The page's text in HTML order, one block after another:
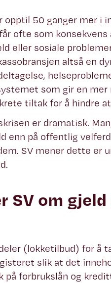
opptil 50 ganger mer i
ofte som
eller sosiale
altså en
som gir en
tiltak for å hindre
er dramatisk.
enn på offentlig
SV mener dette
SV om
(lokketilbud) for å
slik at det
på forbrukslån og